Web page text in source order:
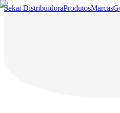
Sekai DistribuidoraProdutosMarcas